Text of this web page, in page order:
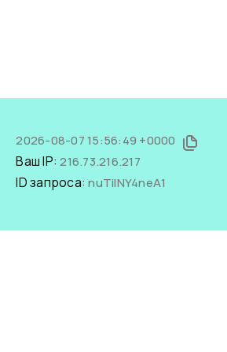
2026-08-07 15:56:49 +0000
Ваш IP:216.73.216.217
ID запроса:nuTilNY4neA1